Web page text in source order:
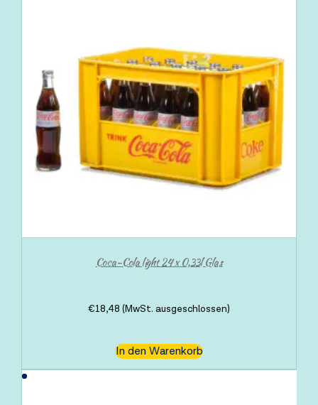
Coca-Cola light 24 x 0,33l Glas
€18,48 (MwSt. ausgeschlossen)
In den Warenkorb